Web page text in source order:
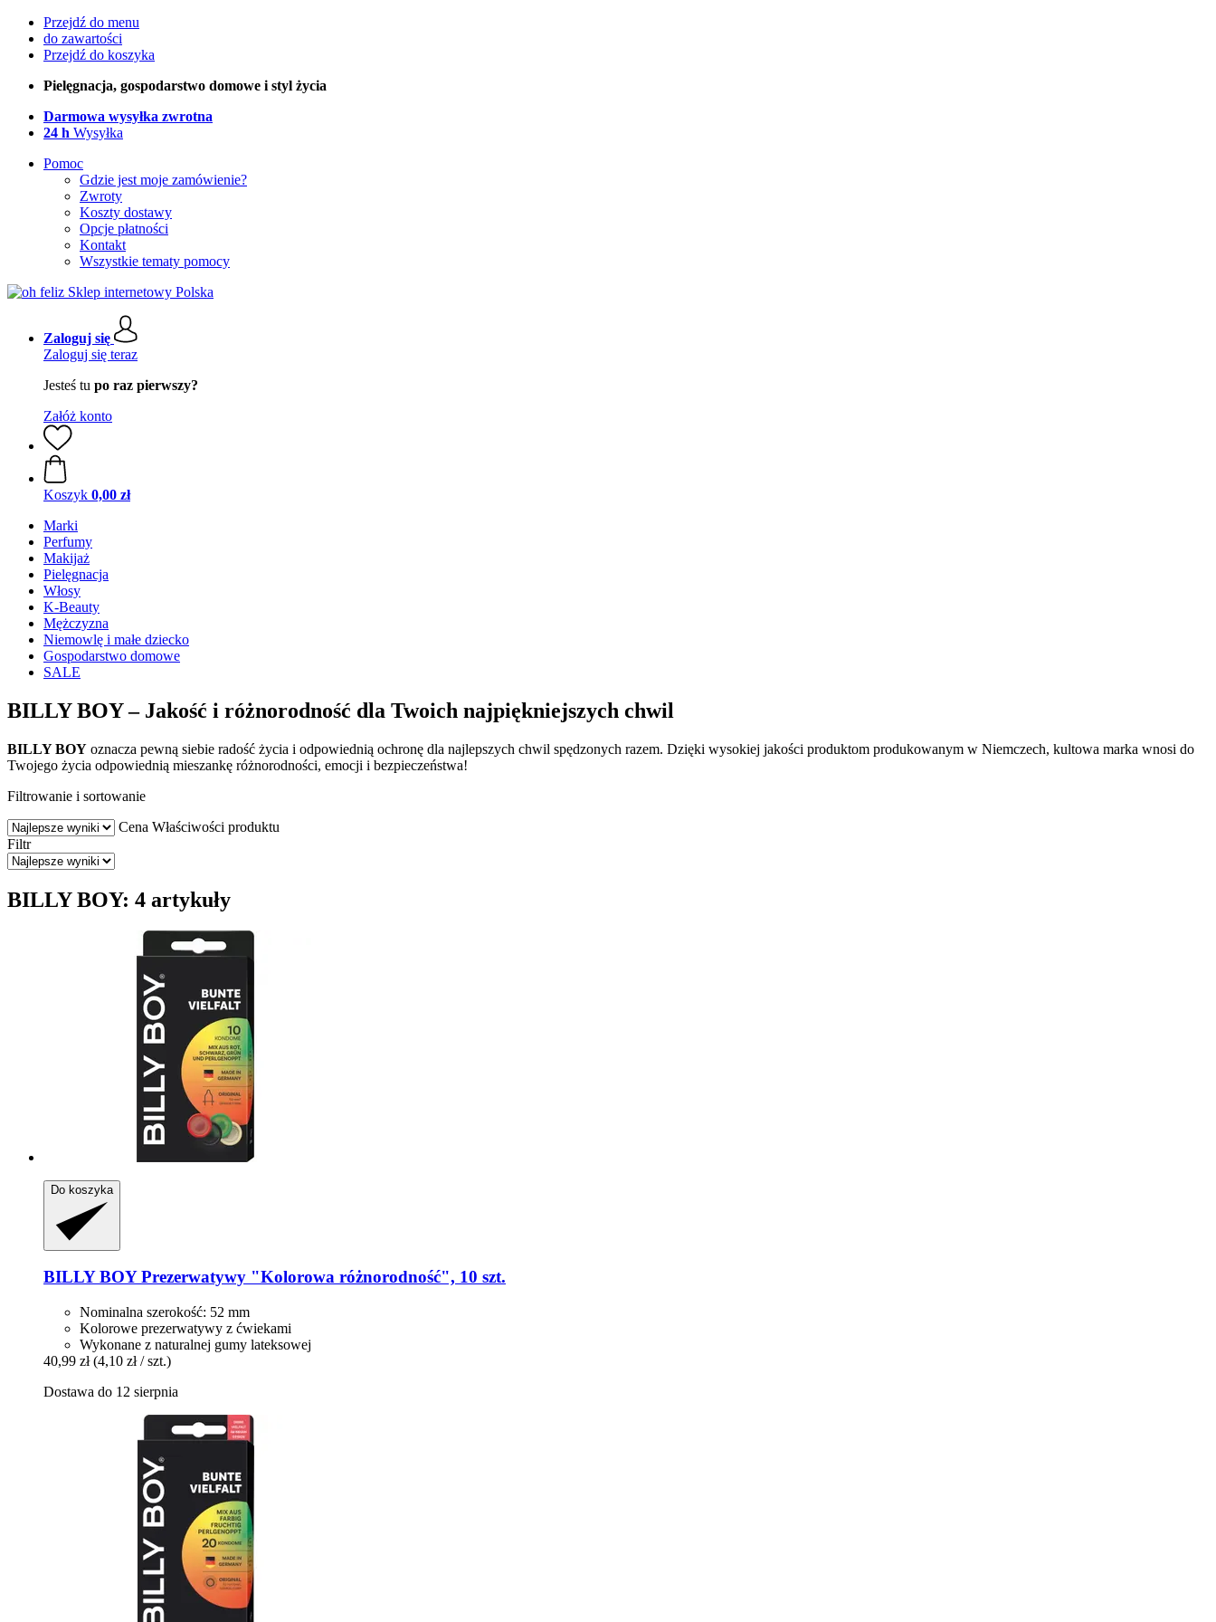
Przejdź do menu
do zawartości
Przejdź do koszyka
Pielęgnacja, gospodarstwo domowe i styl życia
Darmowa wysyłka zwrotna
24 h Wysyłka
Pomoc
Gdzie jest moje zamówienie?
Zwroty
Koszty dostawy
Opcje płatności
Kontakt
Wszystkie tematy pomocy
Zaloguj się
Zaloguj się teraz
Jesteś tu po raz pierwszy?
Załóż konto
Koszyk 0,00 zł
Marki
Perfumy
Makijaż
Pielęgnacja
Włosy
K-Beauty
Mężczyzna
Niemowlę i małe dziecko
Gospodarstwo domowe
SALE
BILLY BOY – Jakość i różnorodność dla Twoich najpiękniejszych chwil
BILLY BOY oznacza pewną siebie radość życia i odpowiednią ochronę dla najlepszych chwil spędzonych razem. Dzięki wysokiej jakości produktom produkowanym w Niemczech, kultowa marka wnosi do
Twojego życia odpowiednią mieszankę różnorodności, emocji i bezpieczeństwa!
Filtrowanie i sortowanie
Cena Właściwości produktu
Filtr
BILLY BOY: 4 artykuły
Do koszyka
BILLY BOYPrezerwatywy "Kolorowa różnorodność", 10 szt.
Nominalna szerokość: 52 mm
Kolorowe prezerwatywy z ćwiekami
Wykonane z naturalnej gumy lateksowej
40,99 zł (4,10 zł / szt.)
Dostawa do 12 sierpnia